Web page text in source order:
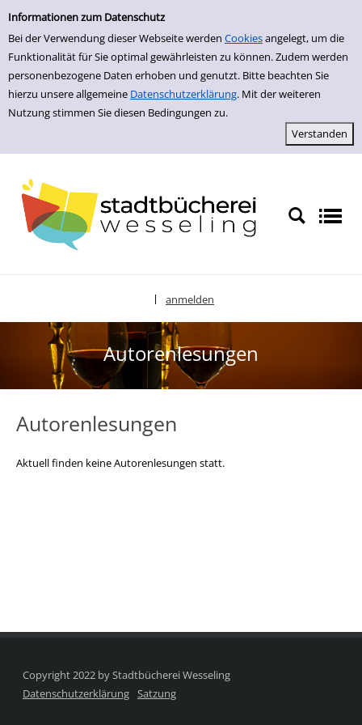
Informationen zum Datenschutz
Bei der Verwendung dieser Webseite werden Cookiesangelegt, um die
Funktionalität für Sie optimal gewährleisten zu können. Zudem werden
personenbezogene Daten erhoben und genutzt. Bitte beachten Sie
hierzu unsere allgemeine Datenschutzerklärung. Mit der weiteren
Nutzung stimmen Sie diesen Bedingungen zu.
zur Navigation springen
anmelden
Autorenlesungen
Autorenlesungen
Aktuell finden keine Autorenlesungen statt.
Copyright 2022 by Stadtbücherei Wesseling
Datenschutzerklärung Satzung